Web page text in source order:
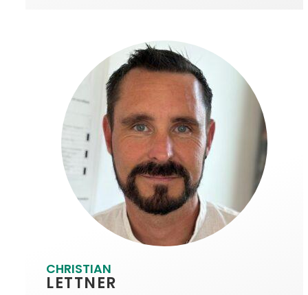
CHRISTIAN
LETTNER